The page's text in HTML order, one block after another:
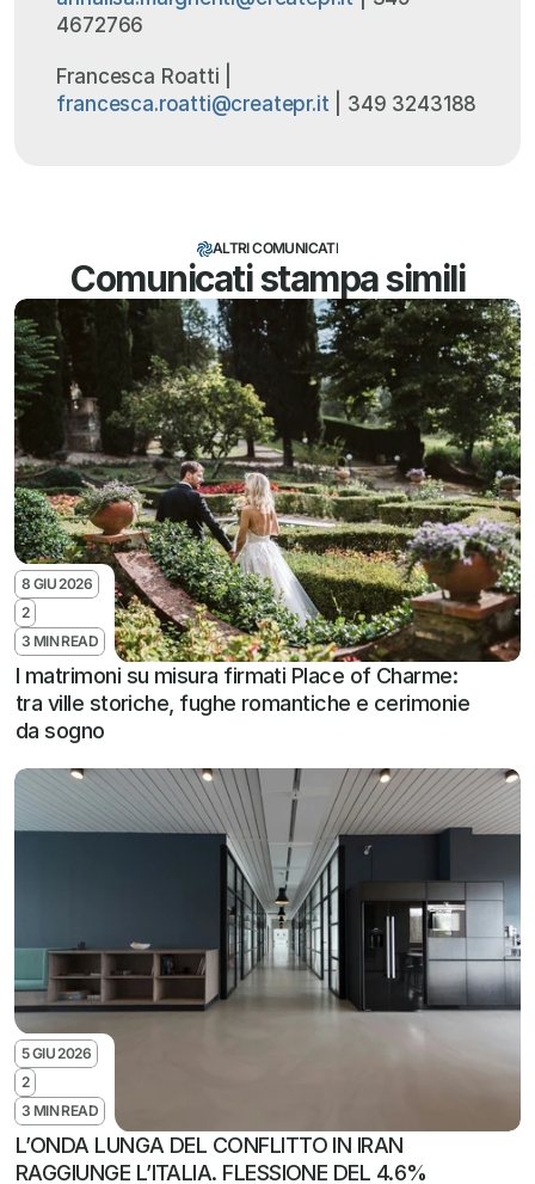
4672766
francesca.roatti@createpr.it | 349 3243188
ALTRI COMUNICATI
Comunicati stampa simili
8 GIU 2026
2
3 MIN READ
I matrimoni su misura firmati Place of Charme:
tra ville storiche, fughe romantiche e cerimonie
da sogno
5 GIU 2026
2
3 MIN READ
L’ONDA LUNGA DEL CONFLITTO IN IRAN
RAGGIUNGE L’ITALIA. FLESSIONE DEL 4.6%